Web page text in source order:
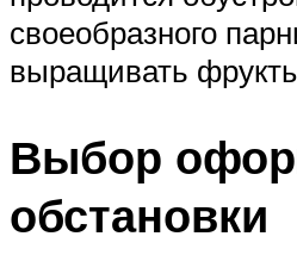
своеобразного
выращивать
Выбор
обстановки